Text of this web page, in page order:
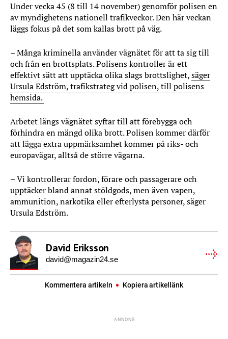
Under vecka 45 (8 till 14 november) genomför polisen en
av myndighetens nationell trafikveckor. Den här veckan
läggs fokus på det som kallas brott på väg.
– Många kriminella använder vägnätet för att ta sig till
och från en brottsplats. Polisens kontroller är ett
effektivt sätt att upptäcka olika slags brottslighet,säger
Ursula Edström, trafikstrateg vid polisen, till polisens
hemsida.
Arbetet längs vägnätet syftar till att förebygga och
förhindra en mängd olika brott. Polisen kommer därför
att lägga extra uppmärksamhet kommer på riks- och
europavägar, alltså de större vägarna.
– Vi kontrollerar fordon, förare och passagerare och
upptäcker bland annat stöldgods, men även vapen,
ammunition, narkotika eller efterlysta personer, säger
Ursula Edström.
David Eriksson
david@magazin24.se
Kommentera artikeln Kopiera artikellänk